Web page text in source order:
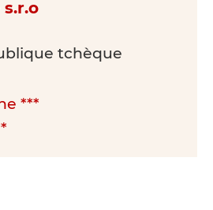
tchèque
***